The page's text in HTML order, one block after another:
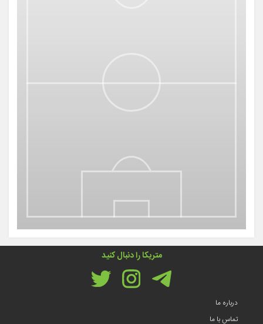
متریکا را دنبال کنید
درباره ما
تماس با ما